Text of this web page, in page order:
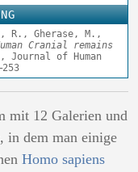
R., Gherase, M.,
Cranial remains
, Journal of Human
mit 12 Galerien und
in dem man einige
Homo sapiens